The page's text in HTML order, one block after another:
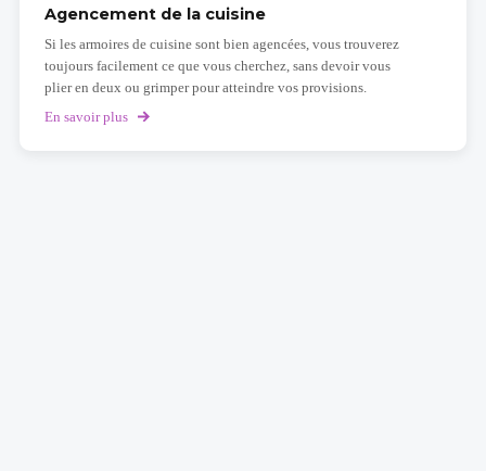
utiliser
une
cuisine?
Agencement de la cuisine
Si les armoires de cuisine sont bien agencées, vous trouverez
toujours facilement ce que vous cherchez, sans devoir vous
plier en deux ou grimper pour atteindre vos provisions.
En savoir plus
sur